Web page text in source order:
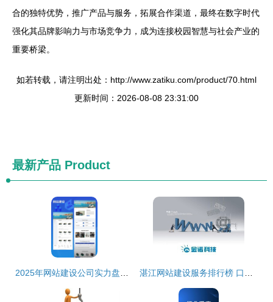
合的独特优势，推广产品与服务，拓展合作渠道，最终在数字时代
强化其品牌影响力与市场竞争力，成为连接校园智慧与社会产业的
重要桥梁。
如若转载，请注明出处：http://www.zatiku.com/product/70.html
更新时间：2026-08-08 23:31:00
最新产品 Product